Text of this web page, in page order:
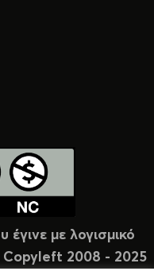
με λογισμικό
Copyleft 2008 - 2025